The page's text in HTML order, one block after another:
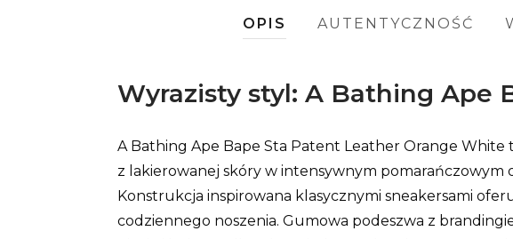
OPIS AUTENTYCZNOŚĆ
Wyrazisty styl: A Bathing Ape
A Bathing Ape Bape Sta Patent Leather Orange White
z lakierowanej skóry w intensywnym pomarańczowym
Konstrukcja inspirowana klasycznymi sneakersami
codziennego noszenia. Gumowa podeszwa z